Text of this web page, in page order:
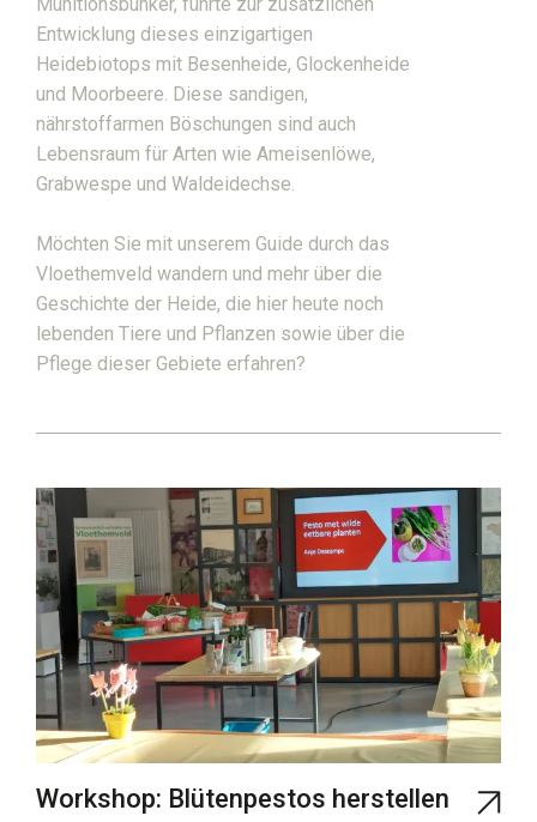
Entwicklung dieses einzigartigen
Heidebiotops mit Besenheide, Glockenheide
und Moorbeere. Diese sandigen,
nährstoffarmen Böschungen sind auch
Lebensraum für Arten wie Ameisenlöwe,
Grabwespe und Waldeidechse.
Möchten Sie mit unserem Guide durch das
Vloethemveld wandern und mehr über die
Geschichte der Heide, die hier heute noch
lebenden Tiere und Pflanzen sowie über die
Pflege dieser Gebiete erfahren?
Workshop: Blütenpestos herstellen